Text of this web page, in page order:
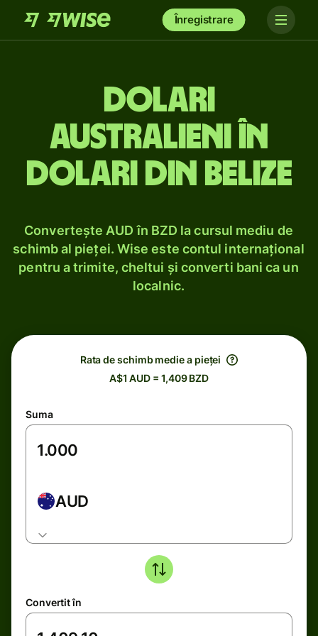
Înregistrare
Dolari
australieni în
dolari din Belize
Convertește AUD în BZD la cursul mediu de
schimb al pieței. Wise este contul internațional
pentru a trimite, cheltui și converti bani ca un
localnic.
Rata de schimb medie a pieței
A$1 AUD = 1,409 BZD
Suma
AUD
Convertit în